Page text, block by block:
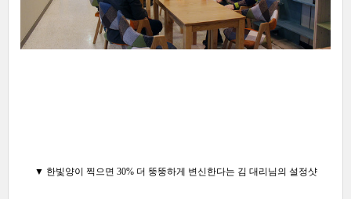
▼ 한빛양이 찍으면 30% 더 뚱뚱하게 변신한다는 김 대리님의 설정샷